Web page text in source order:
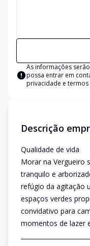
As informações
possa entrar em
privacidade e termos
Descrição
Qualidade de vida
Morar na Vergueiro
tranquilo e
refúgio da agitação
espaços verdes
convidativo para
momentos de lazer